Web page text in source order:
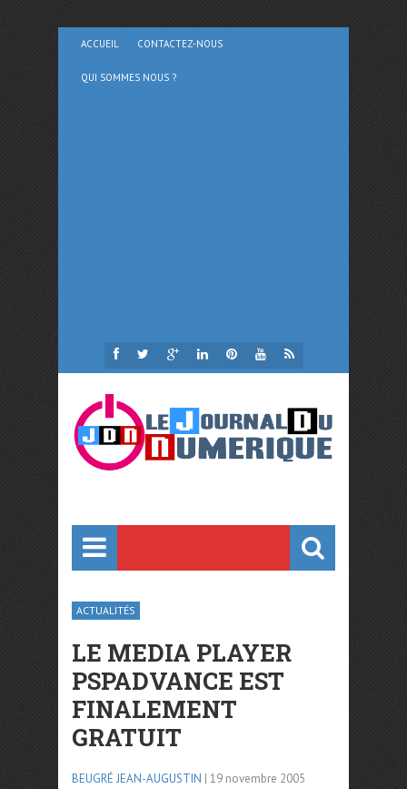
ACCUEIL CONTACTEZ-NOUS
QUI SOMMES NOUS ?
ACTUALITÉS
LE MEDIA PLAYER
PSPADVANCE EST
FINALEMENT
GRATUIT
BEUGRÉ JEAN-AUGUSTIN | 19 novembre 2005